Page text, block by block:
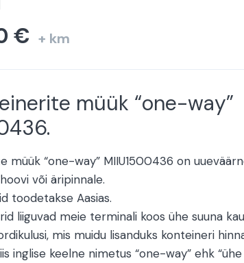
€ + km
müük “one-way”
müük “one-way” MIIU1500436 on
või äripinnale.
toodetakse Aasias.
liiguvad meie terminali koos ühe suuna
mis muidu lisanduks konteineri
inglise keelne nimetus “one-way” ehk “ühe